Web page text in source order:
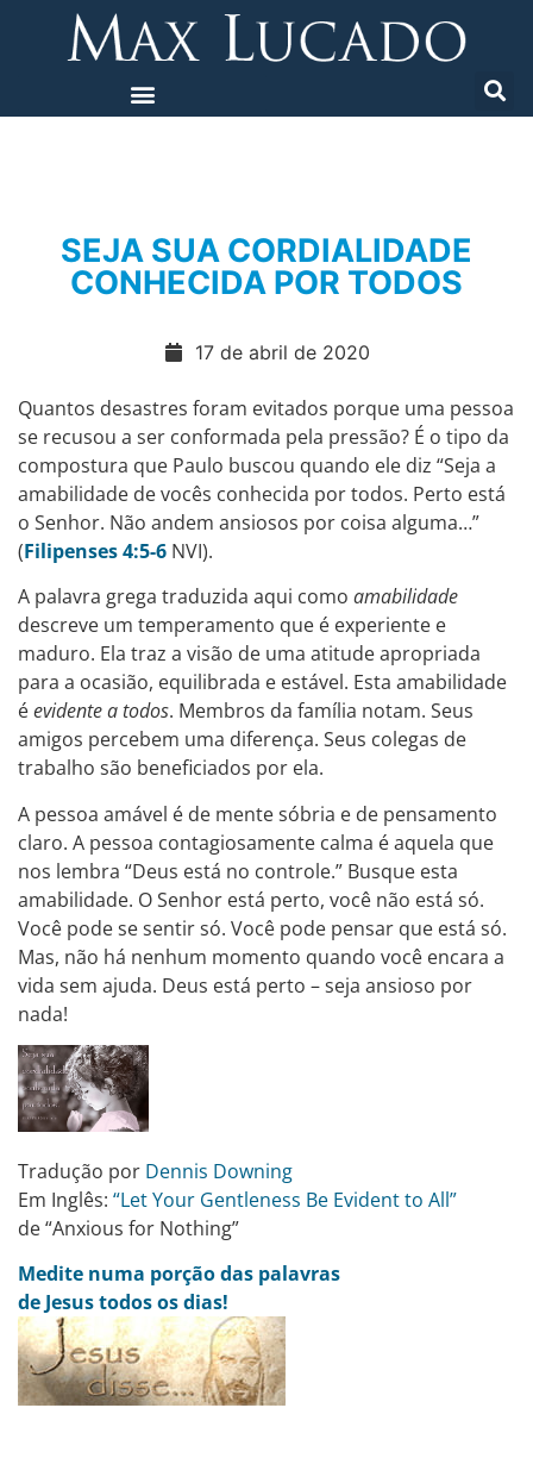
SEJA SUA CORDIALIDADE
CONHECIDA POR TODOS
17 de abril de 2020
Quantos desastres foram evitados porque uma pessoa
se recusou a ser conformada pela pressão? É o tipo da
compostura que Paulo buscou quando ele diz “Seja a
amabilidade de vocês conhecida por todos. Perto está
o Senhor. Não andem ansiosos por coisa alguma…”
(Filipenses 4:5-6 NVI).
A palavra grega traduzida aqui como amabilidade
descreve um temperamento que é experiente e
maduro. Ela traz a visão de uma atitude apropriada
para a ocasião, equilibrada e estável. Esta amabilidade
éevidente a todos. Membros da família notam. Seus
amigos percebem uma diferença. Seus colegas de
trabalho são beneficiados por ela.
A pessoa amável é de mente sóbria e de pensamento
claro. A pessoa contagiosamente calma é aquela que
nos lembra “Deus está no controle.” Busque esta
amabilidade. O Senhor está perto, você não está só.
Você pode se sentir só. Você pode pensar que está só.
Mas, não há nenhum momento quando você encara a
vida sem ajuda. Deus está perto – seja ansioso por
nada!
Tradução por Dennis Downing
Em Inglês: “Let Your Gentleness Be Evident to All”
de “Anxious for Nothing”
Medite numa porção das palavras
de Jesus todos os dias!